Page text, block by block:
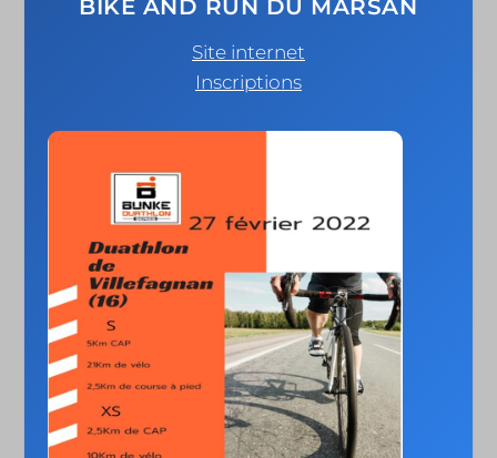
BIKE AND RUN DU MARSAN
Site internet
Inscriptions